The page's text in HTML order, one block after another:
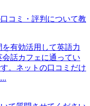
コミ・評判について教
有効活用して英語力
話カフェに通ってい
。ネットの口コミだけ